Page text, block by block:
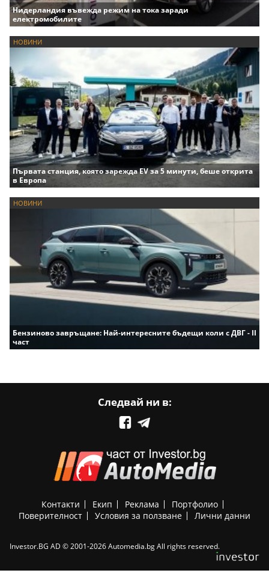
Нидерландия въвежда режим на тока заради
електромобилите
НОВИНИ
Първата станция, която зарежда EV за 5 минути, беше открита
в Европа
НОВИНИ
Бензиново завръщане: Най-интересните бъдещи коли с ДВГ - II
част
Следвай ни в:
Контакти Екип Реклама
Портфолио
Поверителност
Условия за ползване Лични данни
Investor.BG AD © 2001-2026 Automedia.bg All rights reserved.